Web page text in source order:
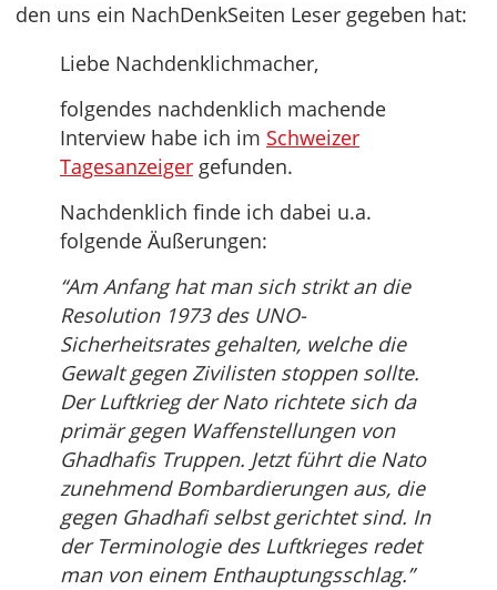
den uns ein NachDenkSeiten Leser gegeben hat:
Liebe Nachdenklichmacher,
folgendes nachdenklich machende
Interview habe ich im Schweizer
Tagesanzeiger gefunden.
Nachdenklich finde ich dabei u.a.
folgende Äußerungen:
“Am Anfang hat man sich strikt an die
Resolution 1973 des UNO-
Sicherheitsrates gehalten, welche die
Gewalt gegen Zivilisten stoppen sollte.
Der Luftkrieg der Nato richtete sich da
primär gegen Waffenstellungen von
Ghadhafis Truppen. Jetzt führt die Nato
zunehmend Bombardierungen aus, die
gegen Ghadhafi selbst gerichtet sind. In
der Terminologie des Luftkrieges redet
man von einem Enthauptungsschlag.”